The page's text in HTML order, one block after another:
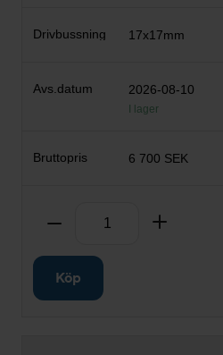
17x17mm
2026-08-10
I lager
6 700 SEK
Ta bort
Köp